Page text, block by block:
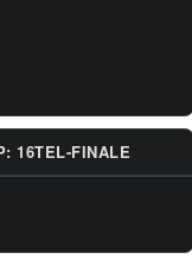
16TEL-FINALE